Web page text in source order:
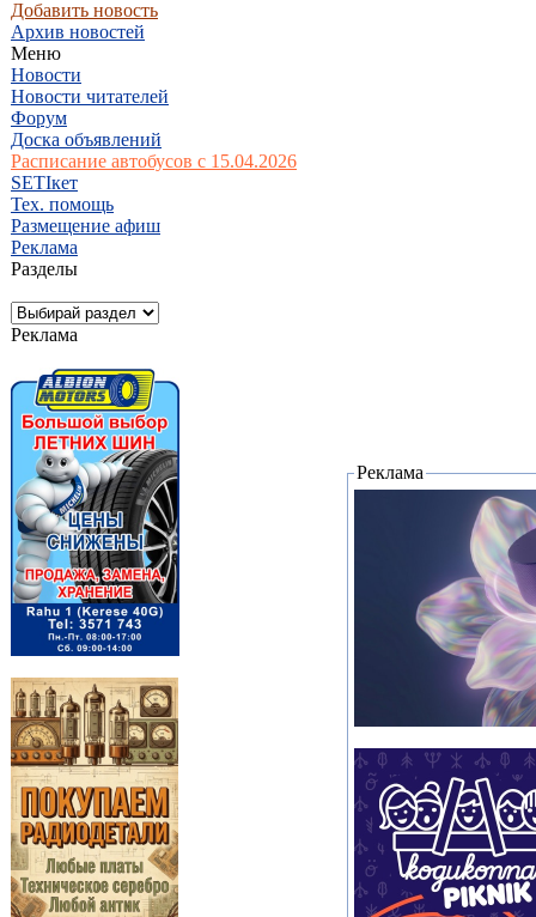
Добавить новость
Архив новостей
Меню
Новости
Новости читателей
Форум
Доска объявлений
Расписание автобусов с 15.04.2026
SETIкет
Тех. помощь
Размещение афиш
Реклама
Разделы
Реклама
Реклама